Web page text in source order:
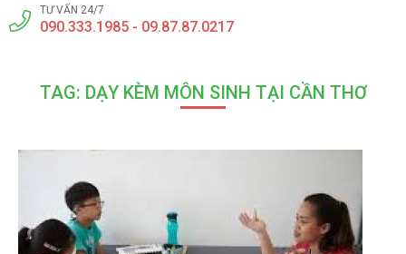
TƯ VẤN 24/7
090.333.1985 - 09.87.87.0217
TAG: DẠY KÈM MÔN SINH TẠI CẦN THƠ